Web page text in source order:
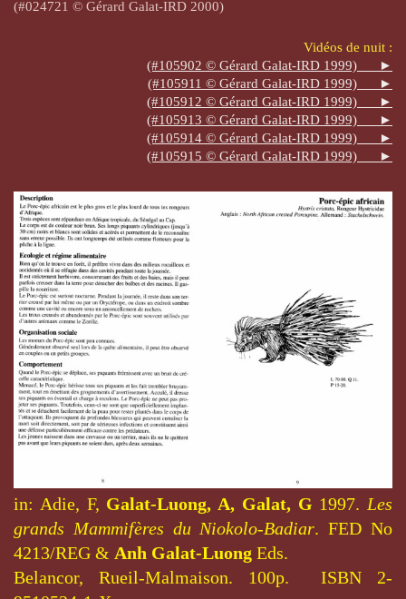
(#024721 © Gérard Galat-IRD 2000)
Vidéos de nuit :
(#105902 © Gérard Galat-IRD 1999) ►
(#105911 © Gérard Galat-IRD 1999) ►
(#105912 © Gérard Galat-IRD 1999) ►
(#105913 © Gérard Galat-IRD 1999) ►
(#105914 © Gérard Galat-IRD 1999) ►
(#105915 © Gérard Galat-IRD 1999) ►
in: Adie, F, Galat-Luong, A, Galat, G 1997. Les
grands Mammifères du Niokolo-Badiar.FED No
4213/REG & Anh Galat-Luong Eds.
Belancor, Rueil-Malmaison. 100p. ISBN 2-